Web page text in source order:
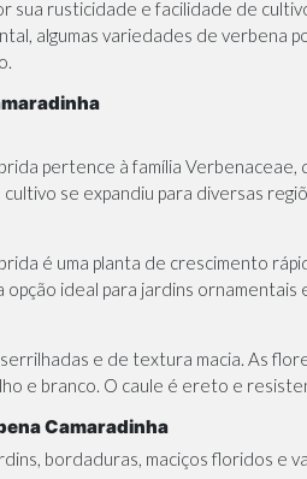
sua rusticidade e facilidade de
algumas variedades de verbena
pertence à família
cultivo se expandiu para diversas
é uma planta de crescimento
opção ideal para jardins ornamentais
e de textura macia. As
e branco. O caule é ereto e
Camaradinha
bordaduras, maciços floridos e